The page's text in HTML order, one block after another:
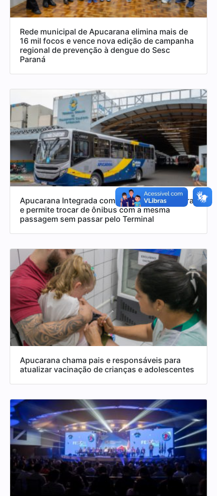
Rede municipal de Apucarana elimina mais de
16 mil focos e vence nova edição de campanha
regional de prevenção à dengue do Sesc
Paraná
Apucarana Integrada começa na segunda-feira
e permite trocar de ônibus com a mesma
passagem sem passar pelo Terminal
Apucarana chama pais e responsáveis para
atualizar vacinação de crianças e adolescentes